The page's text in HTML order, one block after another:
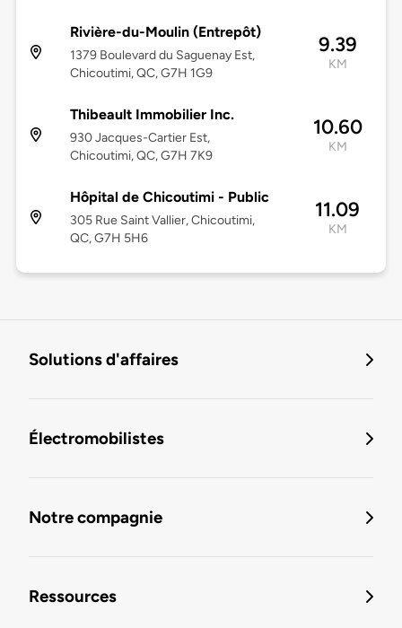
Rivière-du-Moulin (Entrepôt)
1379 Boulevard du Saguenay Est,
Chicoutimi, QC, G7H 1G9
9.39
KM
Thibeault Immobilier Inc.
930 Jacques-Cartier Est,
Chicoutimi, QC, G7H 7K9
10.60
KM
Hôpital de Chicoutimi - Public
305 Rue Saint Vallier, Chicoutimi,
QC, G7H 5H6
11.09
KM
Solutions d'affaires
Électromobilistes
Notre compagnie
Ressources